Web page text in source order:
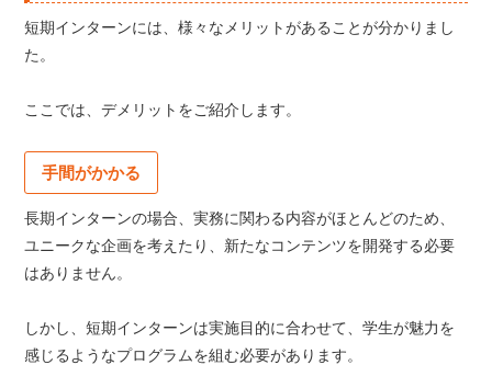
短期インターンには、様々なメリットがあることが分かりまし
た。
ここでは、デメリットをご紹介します。
手間がかかる
長期インターンの場合、実務に関わる内容がほとんどのため、
ユニークな企画を考えたり、新たなコンテンツを開発する必要
はありません。
しかし、短期インターンは実施目的に合わせて、学生が魅力を
感じるようなプログラムを組む必要があります。